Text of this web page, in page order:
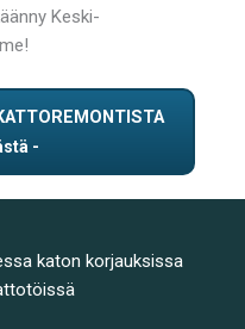
Keski-
katon korjauksissa